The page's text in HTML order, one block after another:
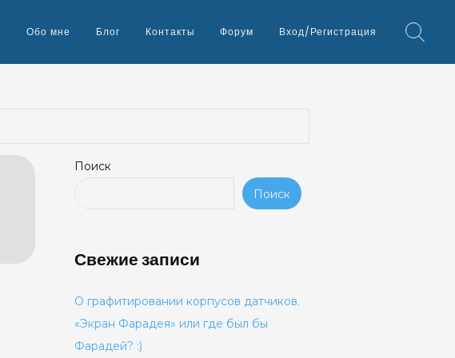
Обо мне Блог Контакты Форум Вход/Регистрация
Поиск
Поиск
Свежие записи
О графитировании корпусов датчиков.
«Экран Фарадея» или где был бы
Фарадей? :)